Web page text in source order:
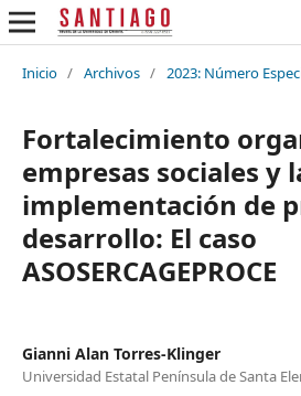
Inicio / Archivos / 2023: Número
Fortalecimiento
empresas sociales y
implementación de
desarrollo: El caso
ASOSERCAGEPROCE
Gianni Alan Torres-Klinger
Universidad Estatal Península de Santa